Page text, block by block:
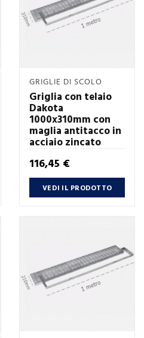
GRIGLIE DI SCOLO
Griglia con telaio
Dakota
1000x310mm con
maglia antitacco in
acciaio zincato
Prezzo
116,45 €
VEDI IL PRODOTTO